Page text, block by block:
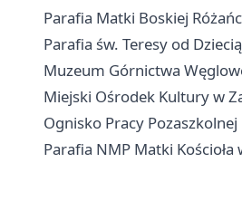
Parafia Matki Boskiej
Parafia św. Teresy od
Muzeum Górnictwa
Miejski Ośrodek Kultury w
Ognisko Pracy
Parafia NMP Matki